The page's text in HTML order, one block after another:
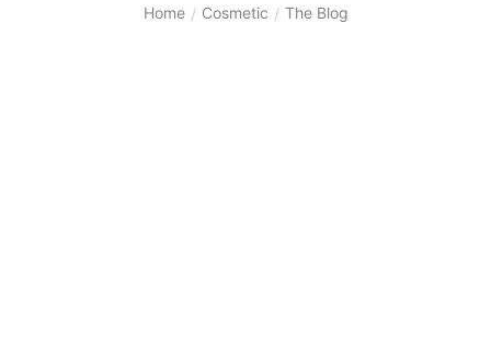
Home / Cosmetic / The Blog